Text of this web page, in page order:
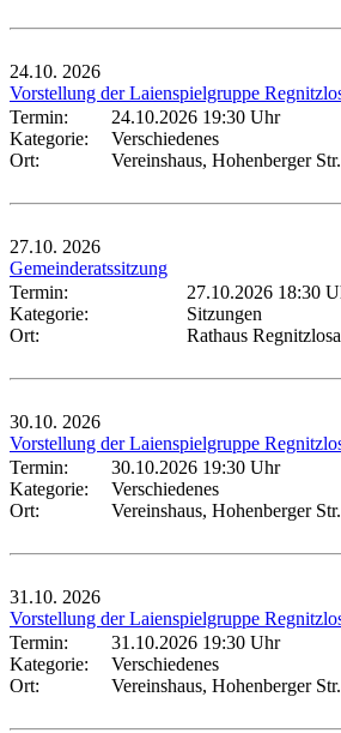
24.10. 2026
Vorstellung der Laienspielgruppe
Termin:
24.10.2026 19:30 Uhr
Kategorie:
Verschiedenes
Ort:
Vereinshaus, Hohenberger
27.10. 2026
Gemeinderatssitzung
Termin:
27.10.2026 18:30
Kategorie:
Sitzungen
Ort:
Rathaus
30.10. 2026
Vorstellung der Laienspielgruppe
Termin:
30.10.2026 19:30 Uhr
Kategorie:
Verschiedenes
Ort:
Vereinshaus, Hohenberger
31.10. 2026
Vorstellung der Laienspielgruppe
Termin:
31.10.2026 19:30 Uhr
Kategorie:
Verschiedenes
Ort:
Vereinshaus, Hohenberger